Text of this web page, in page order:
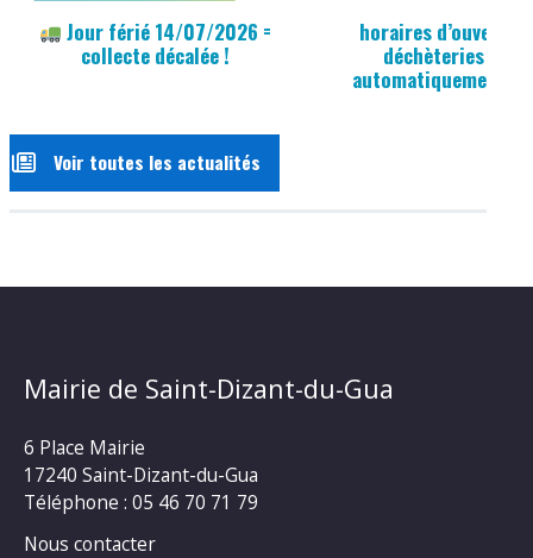
Jour férié 14/07/2026 =
collecte décalée !
horaires
déchèteries
automatiquement
Voir toutes les actualités
Mairie de Saint-Dizant-du-Gua
6 Place Mairie
17240 Saint-Dizant-du-Gua
Téléphone : 05 46 70 71 79
Nous contacter